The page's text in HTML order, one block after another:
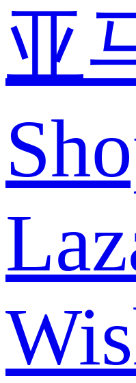
亚